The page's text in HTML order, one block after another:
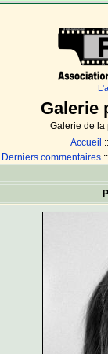
Galerie
Galerie de la
Accueil
Derniers commentaires